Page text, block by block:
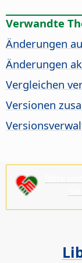
Verwandte
Änderungen
Änderungen
Vergleichen
Versionen